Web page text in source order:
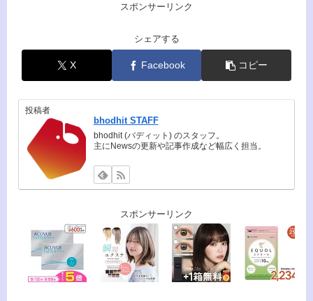
スポンサーリンク
シェアする
X Facebook コピー
投稿者
bhodhit STAFF
bhodhit (バディット) のスタッフ。
主にNewsの更新や記事作成など幅広く担当。
スポンサーリンク